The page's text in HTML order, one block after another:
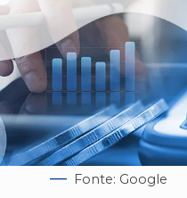
Fonte: Google